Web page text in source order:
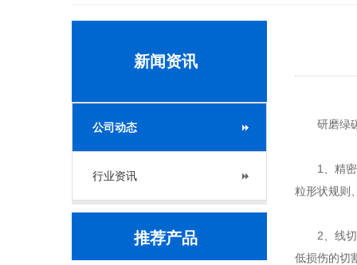
新闻资讯
公司动态
行业资讯
推荐产品
研磨绿碳
1、精密
粒形状规则
2、线切割
低损伤的切